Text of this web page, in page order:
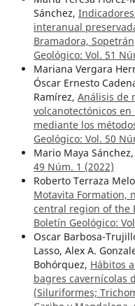
Sánchez,
interanual
Bramadora,
Geológico: Vol. 51
Mariana Vergara
Óscar Ernesto
Ramírez, Análisis de
volcanotectónicos en
mediante los
Geológico: Vol. 50
Mario Maya Sánchez,
49 Núm. 1 (2022)
Roberto Terraza
Motavita Formation,
central region of the
Boletín Geológico:
Oscar Barbosa-
Lasso, Alex A.
Bohórquez, Hábitos
bagres cavernícolas
(Siluriformes;